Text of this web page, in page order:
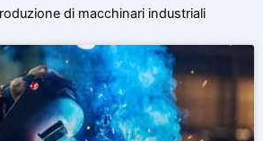
di macchinari industriali